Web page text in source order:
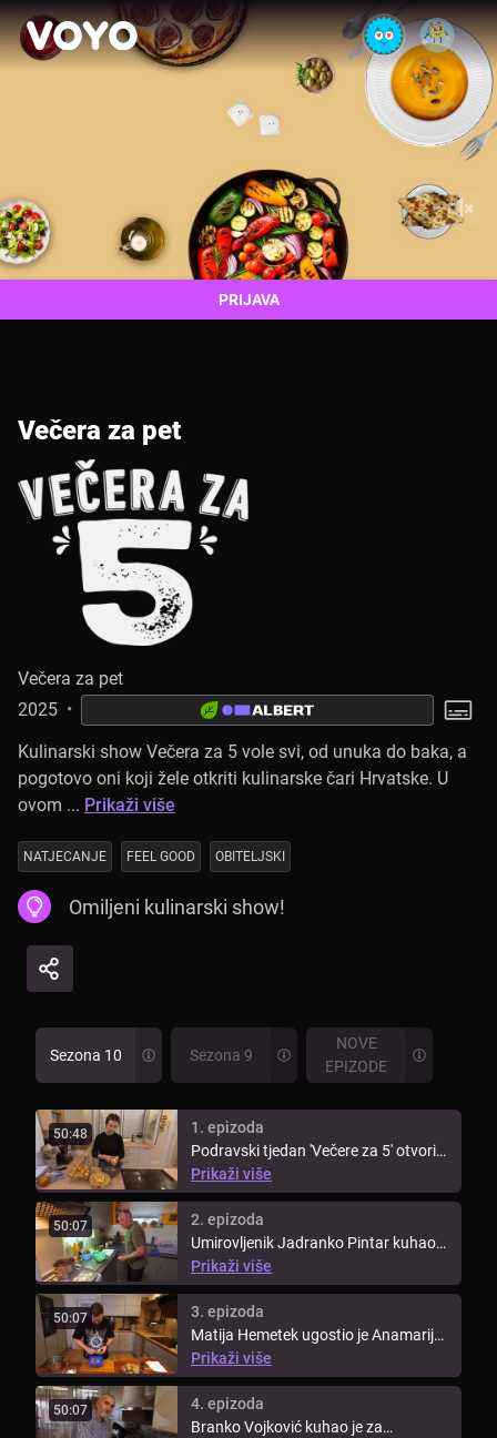
loading.
Večera za pet
Večera za pet
2025 •
Kulinarski show Večera za 5 vole svi, od unuka do baka, a
pogotovo oni koji žele otkriti kulinarske čari Hrvatske. U
ovom ... Prikaži više
NATJECANJE FEEL GOOD OBITELJSKI
Omiljeni kulinarski show!
PRIJAVA
Sezona 10 Sezona 9
NOVE
EPIZODE
50:48
1. epizoda
Podravski tjedan 'Večere za 5' otvorila
je Anamarija Šimunić, koja je ...
Prikaži više
50:07
2. epizoda
Umirovljenik Jadranko Pintar kuhao
je za svoje protukandidate drugi ...
Prikaži više
50:07
3. epizoda
Matija Hemetek ugostio je Anamariju,
Jadranka, Mladena i Branka u ...
Prikaži više
50:07
4. epizoda
Branko Vojković kuhao je za